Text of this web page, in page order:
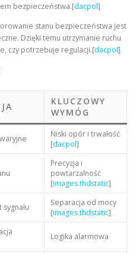
bezpieczeństwa.[dacpol]
stanu bezpieczeństwa jest
Dzięki temu utrzymanie ruchu
czy potrzebuje regulacji.[dacpol]
KLUCZOWY
WYMÓG
Niski opór i trwałość
[dacpol]
Precyzja i
powtarzalność
[images.thdstatic]
Separacja od mocy
[images.thdstatic]
Logika alarmowa